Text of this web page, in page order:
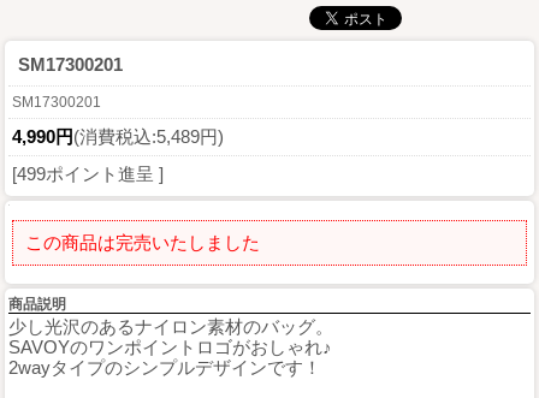
SM17300201
SM17300201
4,990円(消費税込:5,489円)
[499ポイント進呈 ]
この商品は完売いたしました
商品説明
少し光沢のあるナイロン素材のバッグ。
SAVOYのワンポイントロゴがおしゃれ♪
2wayタイプのシンプルデザインです！